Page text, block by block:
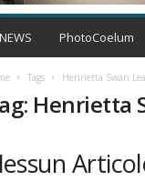
NEWS PhotoCoelum
Tags Henrietta Swan
Henrietta